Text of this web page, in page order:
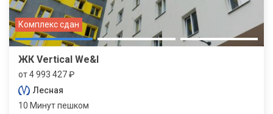
Комплекс сдан
ЖК Vertical We&I
от 4 993 427 ₽
Лесная
10 Минут пешком